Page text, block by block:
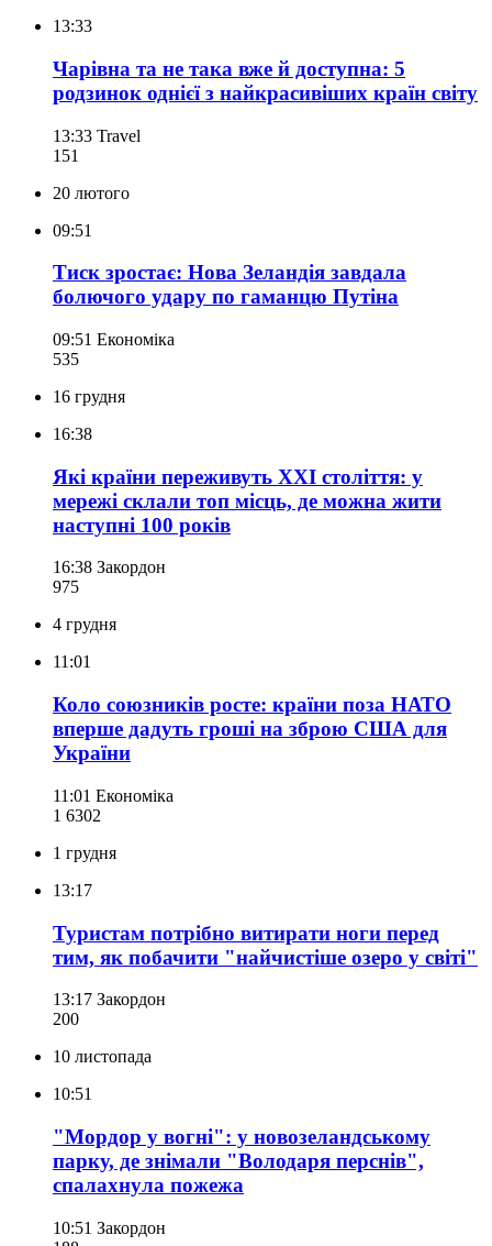
13:33
Чарівна та не така вже й доступна: 5
родзинок однієї з найкрасивіших країн світу
13:33 Travel
151
20 лютого
09:51
Тиск зростає: Нова Зеландія завдала
болючого удару по гаманцю Путіна
09:51 Економіка
535
16 грудня
16:38
Які країни переживуть XXI століття: у
мережі склали топ місць, де можна жити
наступні 100 років
16:38 Закордон
975
4 грудня
11:01
Коло союзників росте: країни поза НАТО
вперше дадуть гроші на зброю США для
України
11:01 Економіка
1 6302
1 грудня
13:17
Туристам потрібно витирати ноги перед
тим, як побачити "найчистіше озеро у світі"
13:17 Закордон
200
10 листопада
10:51
"Мордор у вогні": у новозеландському
парку, де знімали "Володаря перснів",
спалахнула пожежа
10:51 Закордон